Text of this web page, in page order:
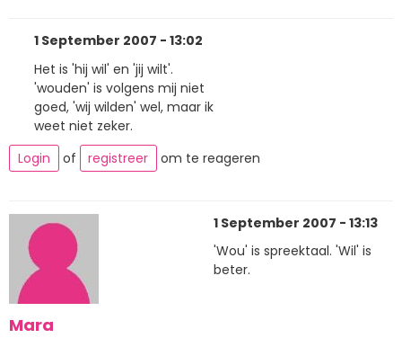
1 September 2007 - 13:02
Het is 'hij wil' en 'jij wilt'.
'wouden' is volgens mij niet
goed, 'wij wilden' wel, maar ik
weet niet zeker.
Login
of registreer om te reageren
Mara
1 September 2007 - 13:13
'Wou' is spreektaal. 'Wil' is
beter.